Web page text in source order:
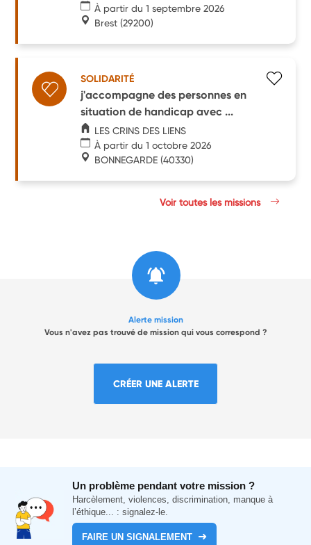
À partir du 1 septembre 2026
Brest (29200)
SOLIDARITÉ
j'accompagne des personnes en
situation de handicap avec ...
LES CRINS DES LIENS
À partir du 1 octobre 2026
BONNEGARDE (40330)
Voir toutes les missions
Alerte mission
Vous n'avez pas trouvé de mission qui vous correspond ?
CRÉER UNE ALERTE
Un problème pendant votre mission ?
Harcèlement, violences, discrimination, manque à
l’éthique... : signalez-le.
FAIRE UN SIGNALEMENT